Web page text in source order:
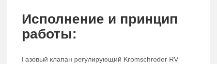
Исполнение и принцип
работы:
Газовый клапан регулирующий Kromschroder RV